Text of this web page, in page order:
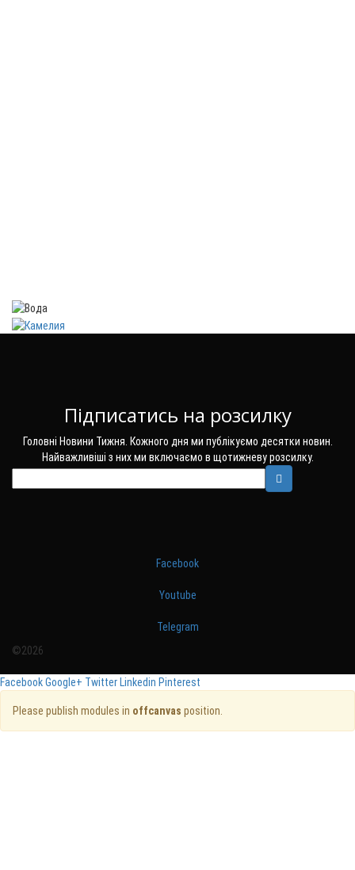
Підписатись на розсилку
Головні Новини Тижня. Кожного дня ми публікуємо десятки новин.
Найважливіші з них ми включаємо в щотижневу розсилку.
Facebook
Youtube
Telegram
©2026
FacebookGoogle+ TwitterLinkedin Pinterest
Please publish modules in offcanvas position.